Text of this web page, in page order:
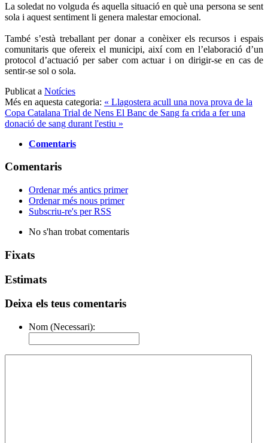
La soledat no volguda és aquella situació en què una persona se sent
sola i aquest sentiment li genera malestar emocional.
També s’està treballant per donar a conèixer els recursos i espais
comunitaris que ofereix el municipi, així com en l’elaboració d’un
protocol d’actuació per saber com actuar i on dirigir-se en cas de
sentir-se sol o sola.
Publicat a Notícies
Més en aquesta categoria: « Llagostera acull una nova prova de la
Copa Catalana Trial de Nens El Banc de Sang fa crida a fer una
donació de sang durant l'estiu »
Comentaris
Comentaris
Ordenar més antics primer
Ordenar més nous primer
Subscriu-re's per RSS
No s'han trobat comentaris
Fixats
Estimats
Deixa els teus comentaris
Nom (Necessari):